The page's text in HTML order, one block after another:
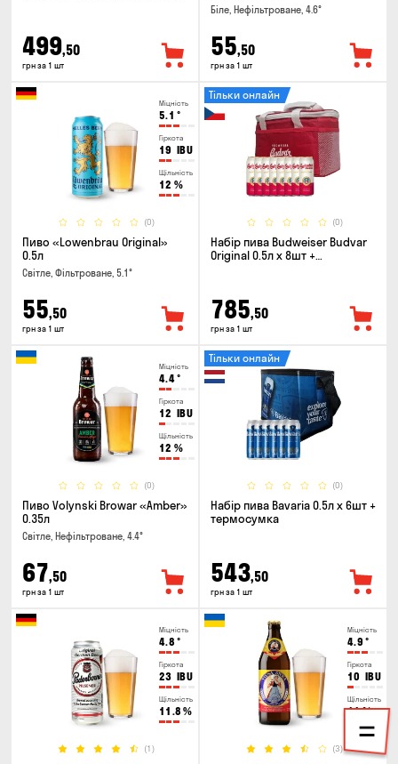
499,50
грн за 1 шт
Біле, Нефільтроване, 4.6°
55,50
грн за 1 шт
Міцність
5.1 °
Гіркота
19 IBU
Щільність
12 %
(0)
Пиво «Lowenbrau Original»
0.5л
Світле, Фільтроване, 5.1°
55,50
грн за 1 шт
(0)
Тільки онлайн
Набір пива Budweiser Budvar
Original 0.5л х 8шт +
785,50
грн за 1 шт
Міцність
4.4°
Гіркота
12 IBU
Щільність
12 %
(0)
Пиво Volynski Browar «Amber»
0.35л
Світле, Нефільтроване, 4.4°
67,50
грн за 1 шт
(0)
Тільки онлайн
Набір пива Bavaria 0.5л х 6шт +
термосумка
543,50
грн за 1 шт
Міцність
4.8 °
Гіркота
23 IBU
Щільність
11.8 %
(1)
Міцність
4.9 °
Гіркота
10 IBU
Щільність
11%
(3)